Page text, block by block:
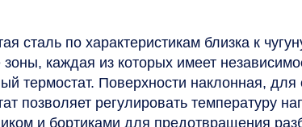
сталь по характеристикам близка к
каждая из которых имеет
термостат. Поверхности наклонная, для
позволяет регулировать температуру
и бортиками для предотвращения